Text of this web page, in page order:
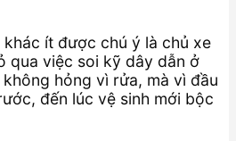
ít được chú ý là chủ xe
qua việc soi kỹ dây dẫn ở
hỏng vì rửa, mà vì đầu
đến lúc vệ sinh mới bộc